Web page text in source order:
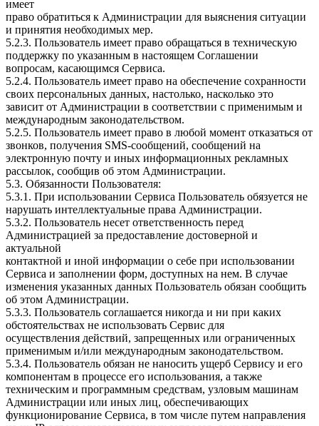
имеет
право обратиться к Администрации для выяснения ситуации
и принятия необходимых мер.
5.2.3. Пользователь имеет право обращаться в техническую
поддержку по указанным в настоящем Соглашении
вопросам, касающимся Сервиса.
5.2.4. Пользователь имеет право на обеспечение сохранности
своих персональных данных, настолько, насколько это
зависит от Администрации в соответствии с применимым и
международным законодательством.
5.2.5. Пользователь имеет право в любой момент отказаться от
звонков, получения SMS-сообщений, сообщений на
электронную почту и иных информационных рекламных
рассылок, сообщив об этом Администрации.
5.3. Обязанности Пользователя:
5.3.1. При использовании Сервиса Пользователь обязуется не
нарушать интеллектуальные права Администрации.
5.3.2. Пользователь несет ответственность перед
Администрацией за предоставление достоверной и
актуальной
контактной и иной информации о себе при использовании
Сервиса и заполнении форм, доступных на нем. В случае
изменения указанных данных Пользователь обязан сообщить
об этом Администрации.
5.3.3. Пользователь соглашается никогда и ни при каких
обстоятельствах не использовать Сервис для
осуществления действий, запрещенных или ограниченных
применимым и/или международным законодательством.
5.3.4. Пользователь обязан не наносить ущерб Сервису и его
компонентам в процессе его использования, а также
техническим и программным средствам, узловым машинам
Администрации или иных лиц, обеспечивающих
функционирование Сервиса, в том числе путем направления